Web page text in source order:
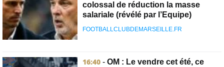
colossal de réduction la masse
salariale (révélé par l’Equipe)
FOOTBALLCLUBDEMARSEILLE.FR
16:40 - OM : Le vendre cet été, ce